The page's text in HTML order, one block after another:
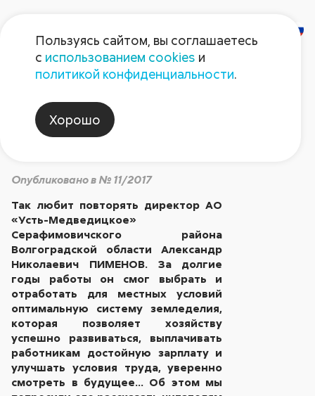
Шаблон в
земледелии
недопустим!
Опубликовано в № 11/2017
Так любит повторять директор АО
«Усть-Медведицкое»
Серафимовичского района
Волгоградской области Александр
Николаевич ПИМЕНОВ. За долгие
годы работы он смог выбрать и
отработать для местных условий
оптимальную систему земледелия,
которая позволяет хозяйству
успешно развиваться, выплачивать
работникам достойную зарплату и
улучшать условия труда, уверенно
смотреть в будущее… Об этом мы
Пользуясь сайтом, вы соглашаетесь
с использованием cookies и
политикой конфиденциальности.
Хорошо